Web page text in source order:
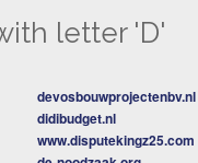
letter 'D'
devosbouwprojectenbv.nl
didibudget.nl
www.disputekingz25.com